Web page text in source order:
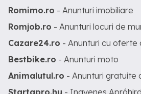
Romimo.ro - Anunturi imobiliare
Romjob.ro - Anunturi locuri de
Cazare24.ro - Anunturi cu oferte
Bestbike.ro - Anunturi moto
Animalutul.ro - Anunturi gratuite